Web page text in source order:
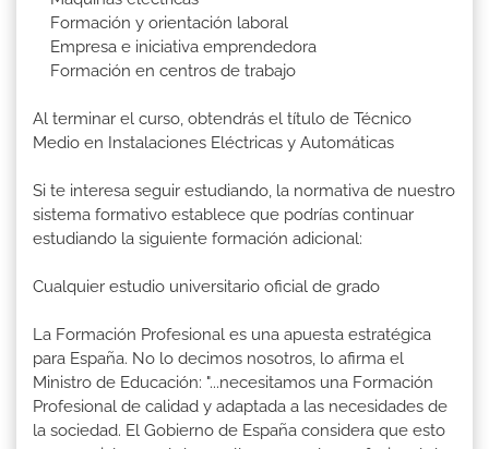
Formación y orientación laboral
Empresa e iniciativa emprendedora
Formación en centros de trabajo
Al terminar el curso, obtendrás el título de Técnico
Medio en Instalaciones Eléctricas y Automáticas
Si te interesa seguir estudiando, la normativa de nuestro
sistema formativo establece que podrías continuar
estudiando la siguiente formación adicional:
Cualquier estudio universitario oficial de grado
La Formación Profesional es una apuesta estratégica
para España. No lo decimos nosotros, lo afirma el
Ministro de Educación: "...necesitamos una Formación
Profesional de calidad y adaptada a las necesidades de
la sociedad. El Gobierno de España considera que esto